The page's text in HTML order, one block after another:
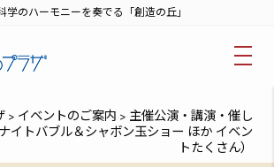
学のハーモニーを奏でる「創造の丘」
> イベントのご案内 > 主催公演・講演・催し
イトバブル＆シャボン玉ショー ほか イベン
トたくさん）